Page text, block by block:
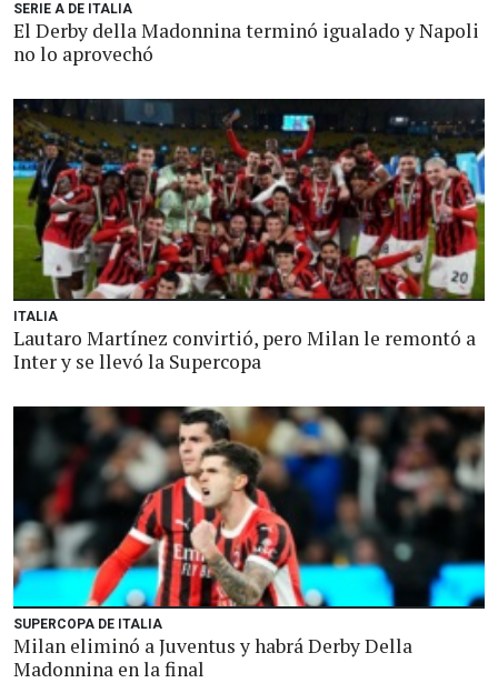
SERIE A DE ITALIA
El Derby della Madonnina terminó igualado y Napoli
no lo aprovechó
ITALIA
Lautaro Martínez convirtió, pero Milan le remontó a
Inter y se llevó la Supercopa
SUPERCOPA DE ITALIA
Milan eliminó a Juventus y habrá Derby Della
Madonnina en la final